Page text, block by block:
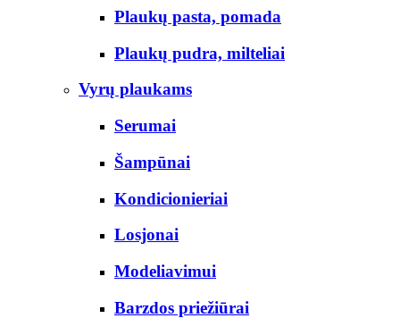
Plaukų pasta, pomada
Plaukų pudra, milteliai
Vyrų plaukams
Serumai
Šampūnai
Kondicionieriai
Losjonai
Modeliavimui
Barzdos priežiūrai